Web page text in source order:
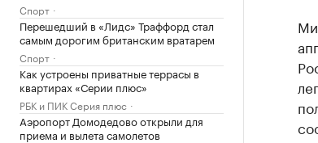
Спорт
Перешедший в «Лидс» Траффорд стал
самым дорогим британским вратарем
Спорт
Как устроены приватные террасы в
квартирах «Серии плюс»
РБК и ПИК Серия плюс
Аэропорт Домодедово открыли для
приема и вылета самолетов